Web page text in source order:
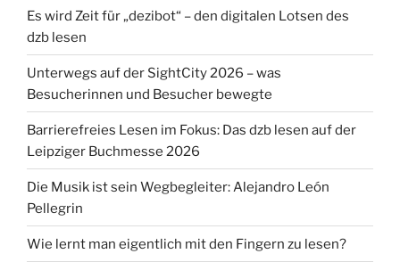
Es wird Zeit für „dezibot“ – den digitalen Lotsen des
dzb lesen
Unterwegs auf der SightCity 2026 – was
Besucherinnen und Besucher bewegte
Barrierefreies Lesen im Fokus: Das dzb lesen auf der
Leipziger Buchmesse 2026
Die Musik ist sein Wegbegleiter: Alejandro León
Pellegrin
Wie lernt man eigentlich mit den Fingern zu lesen?